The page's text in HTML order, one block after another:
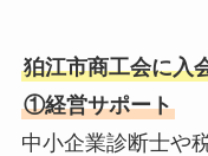
狛江市商工会に入
①経営サポート
中小企業診断士や